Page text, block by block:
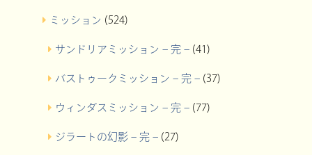
ミッション (524)
サンドリアミッション – 完 –(41)
バストゥークミッション – 完 –(37)
ウィンダスミッション – 完 –(77)
ジラートの幻影 – 完 –(27)